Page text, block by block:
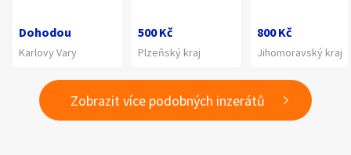
Dohodou
Karlovy Vary
500 Kč
Plzeňský kraj
800 Kč
Jihomoravský kraj
Zobrazit více podobných inzerátů